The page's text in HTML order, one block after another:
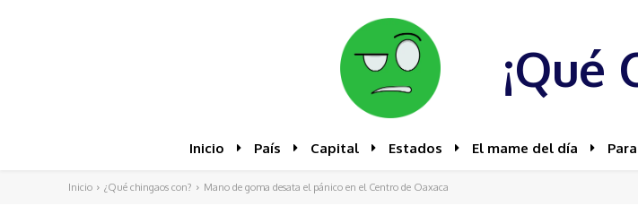
¡Qué
Inicio País Capital Estados El mame del día
Inicio ¿Qué chingaos con? Mano de goma desata el pánico en el Centro de Oaxaca